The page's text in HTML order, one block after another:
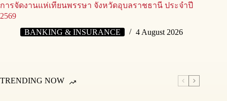
การจัดงานแห่เทียนพรรษา จังหวัดอุบลราชธานี ประจำปี
2569
BANKING & INSURANCE
4 August 2026
TRENDING NOW